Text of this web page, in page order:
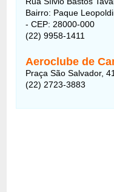
Bairro: Paque
- CEP: 28000-000
(22) 9958-1411
Aeroclube de
Praça São Salvador,
(22) 2723-3883